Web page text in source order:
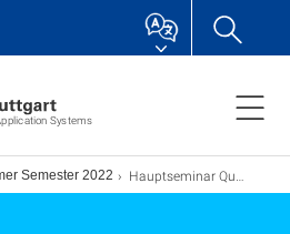
Systems
Semester 2022 Hauptseminar Quanteninformatik